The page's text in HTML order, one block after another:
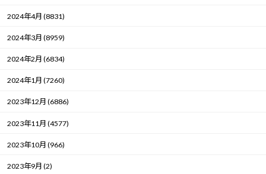
2024年4月 (8831)
2024年3月 (8959)
2024年2月 (6834)
2024年1月 (7260)
2023年12月 (6886)
2023年11月 (4577)
2023年10月 (966)
2023年9月 (2)